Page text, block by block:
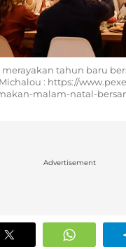
tahun baru
: https://
malam-natal-
Advertisement